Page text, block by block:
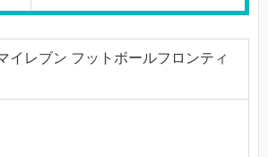
イレブン フットボールフロンティ